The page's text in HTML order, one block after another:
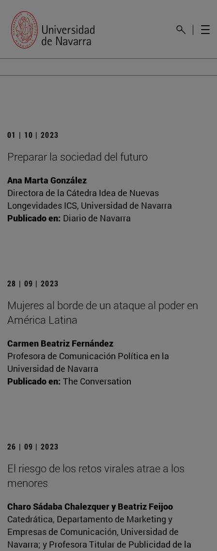
01 | 10 | 2023
Preparar la sociedad del futuro
Ana Marta González
Directora de la Cátedra Idea de Nuevas
Longevidades ICS, Universidad de Navarra
Publicado en: Diario de Navarra
28 | 09 | 2023
Mujeres al borde de un ataque al poder en
América Latina
Carmen Beatriz Fernández
Profesora de Comunicación Política en la
Universidad de Navarra
Publicado en: The Conversation
26 | 09 | 2023
El riesgo de los retos virales atrae a los
menores
Charo Sádaba Chalezquer y Beatriz Feijoo
Catedrática, Departamento de Marketing y
Empresas de Comunicación, Universidad de
Navarra; y Profesora Titular de Publicidad de la